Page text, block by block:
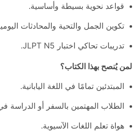
قواعد نحوية بسيطة وأساسية.
تكوين الجمل والتحية والمحادثات
تدريبات تحاكي اختبار JLPT N5.
لمن يُنصح بهذا الكتاب؟
المبتدئين تمامًا في اللغة اليابانية.
الطلاب المهتمين بالسفر أو الدراسة في
هواة تعلم اللغات الآسيوية.